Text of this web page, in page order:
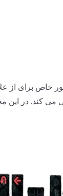
می کند. در